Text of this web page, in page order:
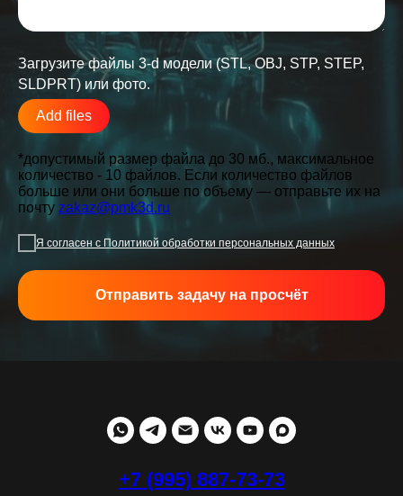
Загрузите файлы 3-d модели (STL, OBJ, STP, STEP,
SLDPRT) или фото.
Add files
*допустимый размер файла до 30 мб., максимальное
количество - 10 файлов. Если количество файлов
больше или они больше по объему — отправьте их на
почту zakaz@pmk3d.ru
Я согласен с Политикой обработки персональных данных
Отправить задачу на просчёт
+7 (995) 887-73-73